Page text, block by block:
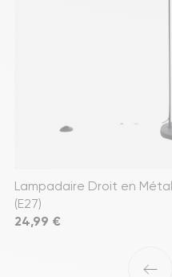
Lampadaire Droit en Métal
(E27)
Prix
24,99 €
‹